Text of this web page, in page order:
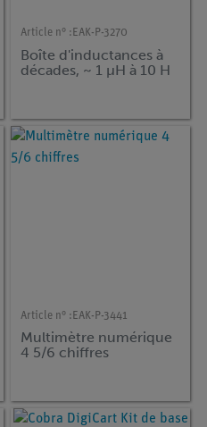
Article n° : EAK-P-3270
Boîte d'inductances à
décades, ~ 1 µH à 10 H
Article n° : EAK-P-3441
Multimètre numérique
4 5/6 chiffres